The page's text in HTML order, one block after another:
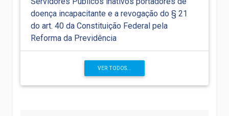
doença incapacitante e a revogação do § 21
do art. 40 da Constituição Federal pela
Reforma da Previdência
VER TODOS...